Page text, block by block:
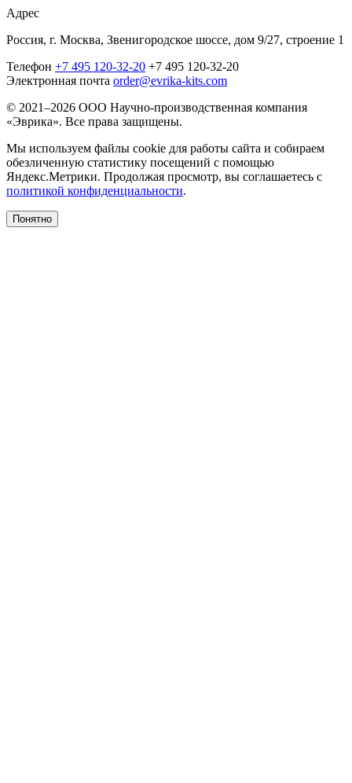
Адрес
Россия, г. Москва, Звенигородское шоссе, дом 9/27, строение 1
Телефон +7 495 120-32-20 +7 495 120-32-20
Электронная почта order@evrika-kits.com
© 2021–2026 ООО Научно-производственная компания
«Эврика». Все права защищены.
Мы используем файлы cookie для работы сайта и собираем
обезличенную статистику посещений с помощью
Яндекс.Метрики. Продолжая просмотр, вы соглашаетесь с
политикой конфиденциальности.
Понятно